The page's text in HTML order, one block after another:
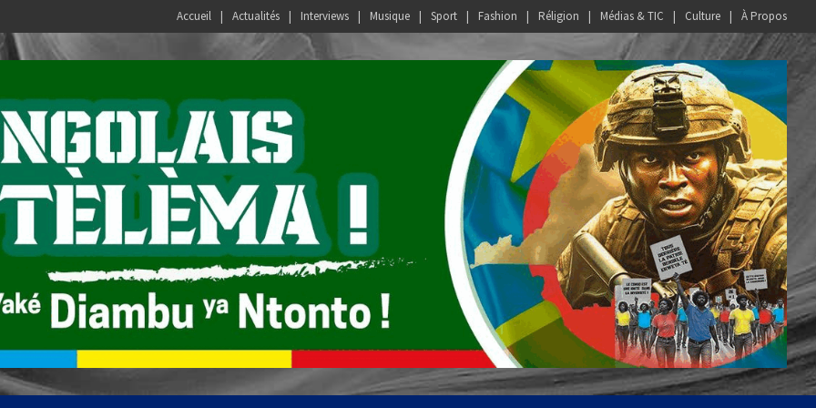
Accueil Actualités Interviews Musique Sport Fashion Réligion Médias & TIC Culture À Propos